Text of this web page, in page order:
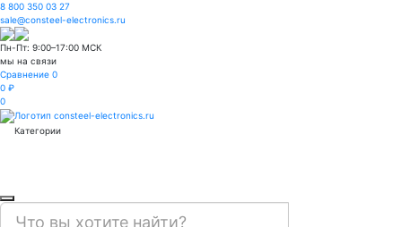
8 800 350 03 27
sale@consteel-electronics.ru
Пн-Пт: 9:00–17:00 МСК
мы на связи
Сравнение 0
0 ₽
0
Категории